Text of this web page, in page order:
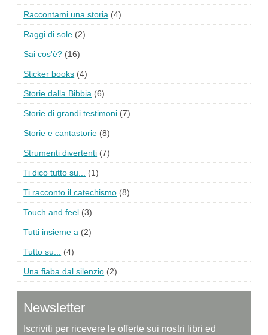
Raccontami una storia (4)
Raggi di sole (2)
Sai cos'è? (16)
Sticker books (4)
Storie dalla Bibbia (6)
Storie di grandi testimoni (7)
Storie e cantastorie (8)
Strumenti divertenti (7)
Ti dico tutto su... (1)
Ti racconto il catechismo (8)
Touch and feel (3)
Tutti insieme a (2)
Tutto su... (4)
Una fiaba dal silenzio (2)
Newsletter
Iscriviti per ricevere le offerte sui nostri libri ed